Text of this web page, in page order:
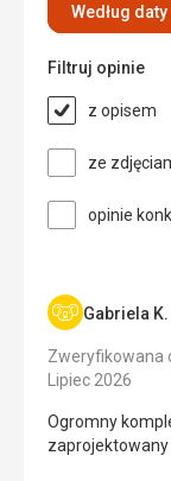
Usługi
Cena
Plaża
Petarda
Wyżywienie
Szczyt
Szczyt
Usługi
Szczyt
Według daty
Filtruj opinie
z opisem
ze
opinie
Gabriela K.
Zweryfikowana
Lipiec 2026
Ogromny